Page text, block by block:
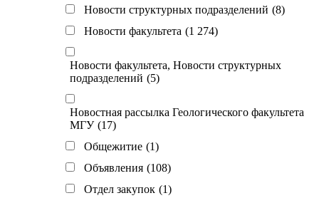
Новости структурных подразделений (8)
Новости факультета (1 274)
Новости факультета, Новости структурных
подразделений (5)
Новостная рассылка Геологического факультета
МГУ (17)
Общежитие (1)
Объявления (108)
Отдел закупок (1)